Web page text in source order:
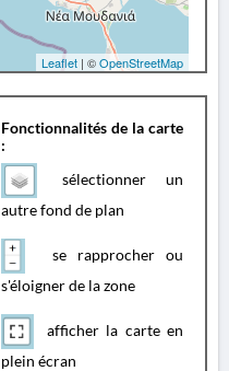
Leaflet | ©OpenStreetMap
Fonctionnalités de la carte
:
sélectionner un
autre fond de plan
se rapprocher ou
s'éloigner de la zone
afficher la carte en
plein écran